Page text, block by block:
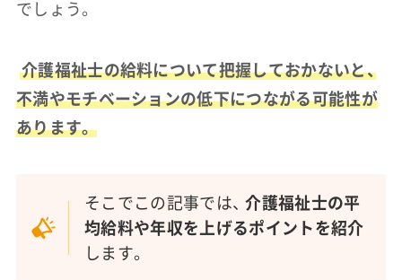
でしょう。
介護福祉士の給料について把握しておかないと、
不満やモチベーションの低下につながる可能性が
あります。
そこでこの記事では、 介護福祉士の平
均給料や年収を上げるポイントを紹介
します。